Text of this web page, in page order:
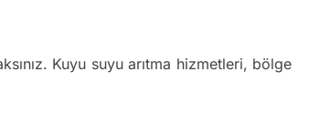
Kuyu suyu arıtma hizmetleri, bölge